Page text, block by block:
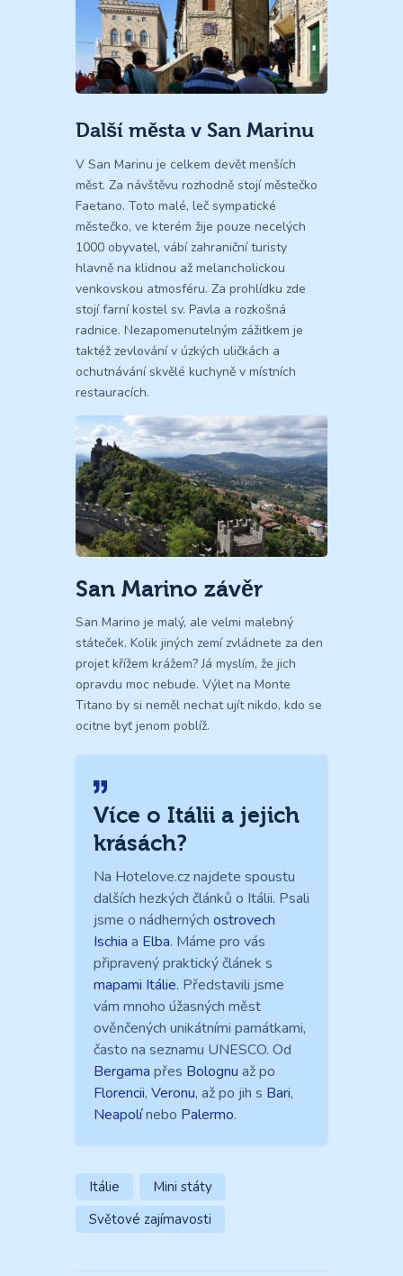
Další města v San Marinu
V San Marinu je celkem devět menších
měst. Za návštěvu rozhodně stojí městečko
Faetano. Toto malé, leč sympatické
městečko, ve kterém žije pouze necelých
1000 obyvatel, vábí zahraniční turisty
hlavně na klidnou až melancholickou
venkovskou atmosféru. Za prohlídku zde
stojí farní kostel sv. Pavla a rozkošná
radnice. Nezapomenutelným zážitkem je
taktéž zevlování v úzkých uličkách a
ochutnávání skvělé kuchyně v místních
restauracích.
San Marino závěr
San Marino je malý, ale velmi malebný
státeček. Kolik jiných zemí zvládnete za den
projet křížem krážem? Já myslím, že jich
opravdu moc nebude. Výlet na Monte
Titano by si neměl nechat ujít nikdo, kdo se
ocitne byť jenom poblíž.
Více o Itálii a jejich
krásách?
Na Hotelove.cz najdete spoustu
dalších hezkých článků o Itálii. Psali
jsme o nádherných ostrovech
Ischia a Elba. Máme pro vás
připravený praktický článek s
mapami Itálie. Představili jsme
vám mnoho úžasných měst
ověnčených unikátními památkami,
často na seznamu UNESCO. Od
Bergama přes Bolognu až po
Florencii, Veronu, až po jih s Bari,
Neapolínebo Palermo.
Itálie
Mini státy
Světové zajímavosti